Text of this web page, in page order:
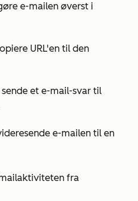
e-mailen øverst i
URL'en til den
et e-mail-svar til
e-mailen til en
fra